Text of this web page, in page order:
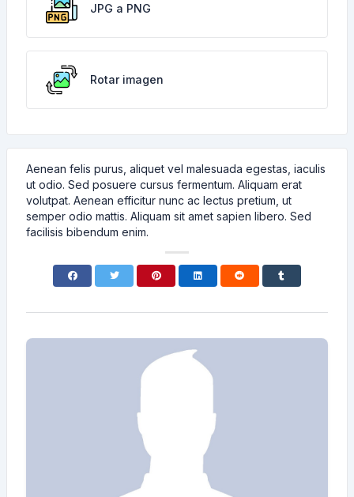
JPG a PNG
Rotar imagen
Aenean felis purus, aliquet vel malesuada egestas, iaculis
ut odio. Sed posuere cursus fermentum. Aliquam erat
volutpat. Aenean efficitur nunc ac lectus pretium, ut
semper odio mattis. Aliquam sit amet sapien libero. Sed
facilisis bibendum enim.